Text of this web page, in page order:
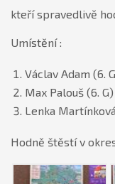
kteří spravedlivě
Umístění :
Václav Adam (6.
Max Palouš (6. G)
Lenka
Hodně štěstí v